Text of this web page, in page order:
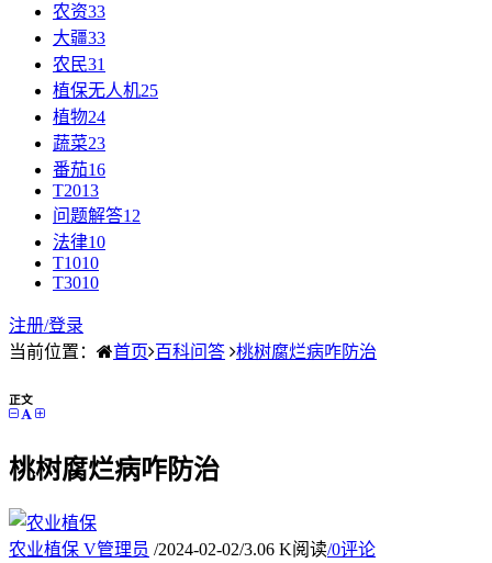
农资33
大疆33
农民31
植保无人机25
植物24
蔬菜23
番茄16
T2013
问题解答12
法律10
T1010
T3010
注册/登录
当前位置：
首页 百科问答 桃树腐烂病咋防治
正文
桃树腐烂病咋防治
农业植保 V管理员 /2024-02-02/3.06 K阅读/0评论